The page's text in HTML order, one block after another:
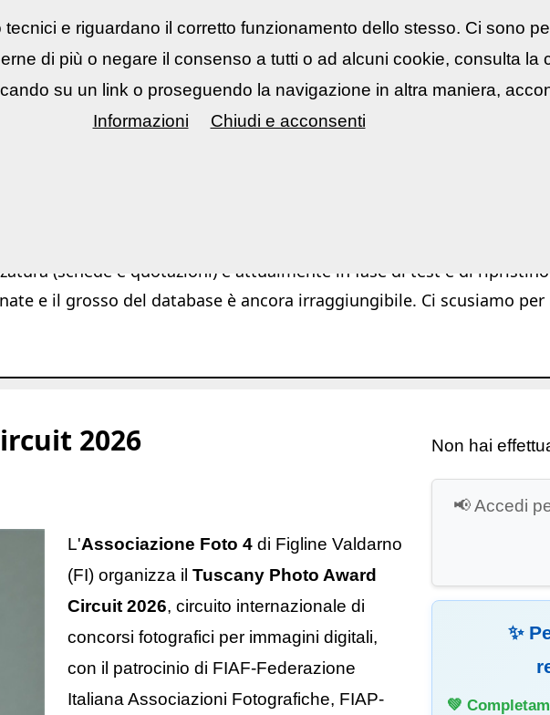
fotografici ▼ Mostre Eventi▼ Contatti 🇮🇹
(schede e quotazioni) è attualmente in fase di test e di
e il grosso del database è ancora irraggiungibile. Ci scusiamo
2026
L'Associazione Foto 4di Figline Valdarno
(FI) organizza il Tuscany Photo Award
Circuit 2026, circuito internazionale di
concorsi fotografici per immagini digitali,
con il patrocinio di FIAF-Federazione
Italiana Associazioni Fotografiche, FIAP-
Non hai
📢 Accedi
✨
💚
e riguardano il corretto funzionamento dello stesso. Ci sono
di più o negare il consenso a tutti o ad alcuni cookie, consulta la
su un link o proseguendo la navigazione in altra maniera,
Informazioni
Chiudi e acconsenti